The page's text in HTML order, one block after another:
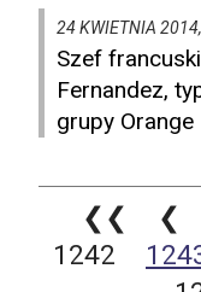
24 KWIETNIA
Szef
Fernandez,
grupy Orange
❮❮ ❮
1242